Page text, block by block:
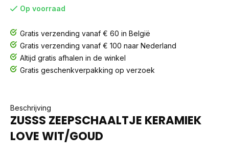
Op voorraad
Gratis verzending vanaf € 60 in België
Gratis verzending vanaf € 100 naar Nederland
Altijd gratis afhalen in de winkel
Gratis geschenkverpakking op verzoek
Beschrijving
ZUSSS ZEEPSCHAALTJE KERAMIEK
LOVE WIT/GOUD